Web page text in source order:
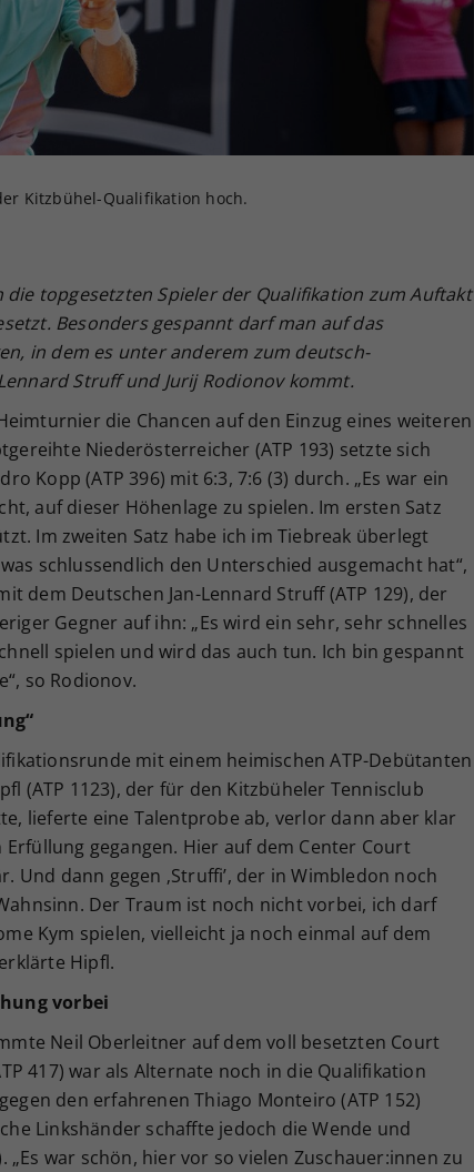
Kitzbühel-Qualifikation hoch.
topgesetzten Spieler der Qualifikation zum Auftakt
Besonders gespannt darf man auf das
in dem es unter anderem zum deutsch-
Struff und Jurij Rodionov kommt.
die Chancen auf den Einzug eines weiteren
Niederösterreicher (ATP 193) setzte sich
Kopp (ATP 396) mit 6:3, 7:6 (3) durch. „Es war ein
auf dieser Höhenlage zu spielen. Im ersten Satz
Im zweiten Satz habe ich im Tiebreak überlegt
schlussendlich den Unterschied ausgemacht hat“,
dem Deutschen Jan-Lennard Struff (ATP 129), der
Gegner auf ihn: „Es wird ein sehr, sehr schnelles
spielen und wird das auch tun. Ich bin gespannt
so Rodionov.
mit einem heimischen ATP-Debütanten
(ATP 1123), der für den Kitzbüheler Tennisclub
lieferte eine Talentprobe ab, verlor dann aber klar
gegangen. Hier auf dem Center Court
Und dann gegen ‚Struffi’, der in Wimbledon noch
Der Traum ist noch nicht vorbei, ich darf
Kym spielen, vielleicht ja noch einmal auf dem
Hipfl.
vorbei
Neil Oberleitner auf dem voll besetzten Court
417) war als Alternate noch in die Qualifikation
den erfahrenen Thiago Monteiro (ATP 152)
Linkshänder schaffte jedoch die Wende und
„Es war schön, hier vor so vielen Zuschauer:innen zu
Ihrer vorgenommen Einstellungen, falls der
Webseiten-Betreiber dies eingestellt hat.